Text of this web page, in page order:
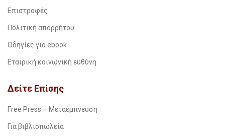
Επιστροφές
Πολιτική απορρήτου
Οδηγίες για ebook
Εταιρική κοινωνική ευθύνη
Δείτε Επίσης
Free Press – Μεταέμπνευση
Για βιβλιοπωλεία